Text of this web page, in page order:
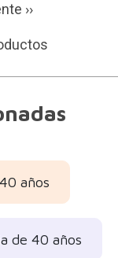
››
años
de 40 años